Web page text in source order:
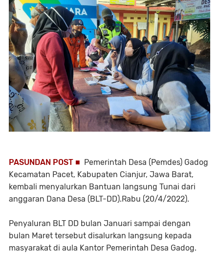
PASUNDAN POST ■ Pemerintah Desa (Pemdes) Gadog
Kecamatan Pacet, Kabupaten Cianjur, Jawa Barat,
kembali menyalurkan Bantuan langsung Tunai dari
anggaran Dana Desa (BLT-DD).Rabu (20/4/2022).
Penyaluran BLT DD bulan Januari sampai dengan
bulan Maret tersebut disalurkan langsung kepada
masyarakat di aula Kantor Pemerintah Desa Gadog.